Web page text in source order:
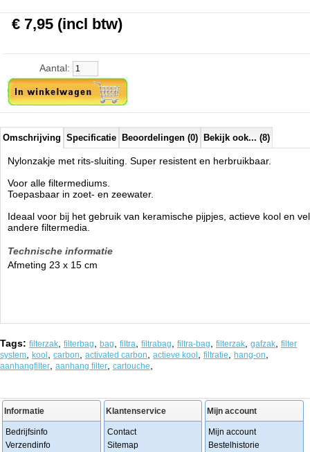
€ 7,95 (incl btw)
Aantal:
Omschrijving Specificatie Beoordelingen (0) Bekijk ook... (8)
Nylonzakje met rits-sluiting. Super resistent en herbruikbaar.
Voor alle filtermediums.
Toepasbaar in zoet- en zeewater.
Ideaal voor bij het gebruik van keramische pijpjes, actieve kool en
andere filtermedia.
Technische informatie
Afmeting 23 x 15 cm
Tags: filterzak filterbag bag filtra filtrabag filtra-bag filterzak gafzak filter
system
kool carbon activated carbon actieve kool filtratie hang-on
aanhangfilter aanhang filter cartouche
Informatie
Bedrijfsinfo
Verzendinfo
Klantenservice
Contact
Sitemap
Mijn account
Mijn account
Bestelhistorie